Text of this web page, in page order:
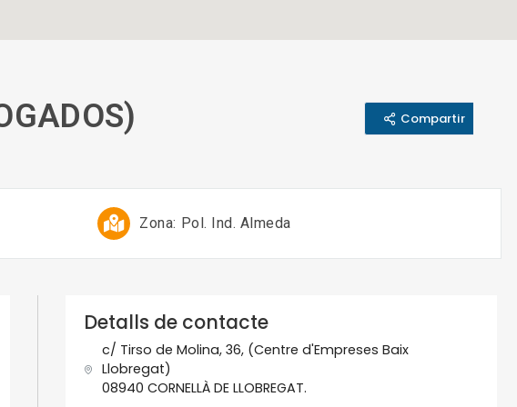
Compartir
Zona: Pol. Ind. Almeda
Detalls de contacte
c/ Tirso de Molina, 36, (Centre d'Empreses Baix
Llobregat)
08940 CORNELLÀ DE LLOBREGAT.